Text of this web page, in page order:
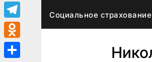
Социальное страхование
VK
Telegram
Odnoklassniki